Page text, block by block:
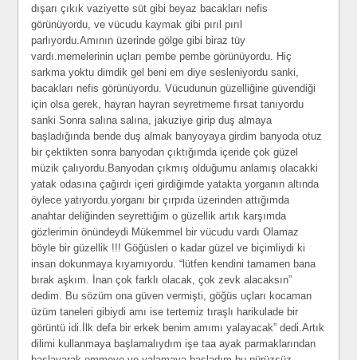
dışarı çıkık vaziyette süt gibi beyaz bacakları nefis
görünüyordu, ve vücudu kaymak gibi pırıl pırıl
parlıyordu.Amının üzerinde gölge gibi biraz tüy
vardı.memelerinin uçları pembe pembe görünüyordu. Hiç
sarkma yoktu dimdik gel beni em diye sesleniyordu sanki,
bacakları nefis görünüyordu. Vücudunun güzelliğine güvendiği
için olsa gerek, hayran hayran seyretmeme fırsat tanıyordu
sanki Sonra salına salına, jakuziye girip duş almaya
başladığında bende duş almak banyoyaya girdim banyoda otuz
bir çektikten sonra banyodan çıktığımda içeride çok güzel
müzik çalıyordu.Banyodan çıkmış olduğumu anlamış olacakki
yatak odasına çağırdı içeri girdiğimde yatakta yorganın altında
öylece yatıyordu.yorganı bir çırpıda üzerinden attığımda
anahtar deliğinden seyrettiğim o güzellik artık karşımda
gözlerimin önündeydi Mükemmel bir vücudu vardı Olamaz
böyle bir güzellik !!! Göğüsleri o kadar güzel ve biçimliydi ki
insan dokunmaya kıyamıyordu. “lütfen kendini tamamen bana
bırak aşkım. İnan çok farklı olacak, çok zevk alacaksın”
dedim. Bu sözüm ona güven vermişti, göğüs uçları kocaman
üzüm taneleri gibiydi amı ise tertemiz tıraşlı harikulade bir
görüntü idi.İlk defa bir erkek benim amımı yalayacak” dedi.Artık
dilimi kullanmaya başlamalıydım işe taa ayak parmaklarından